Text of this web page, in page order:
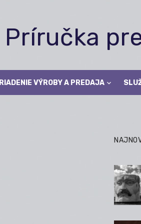
Príručka
RIADENIE VÝROBY A PREDAJA